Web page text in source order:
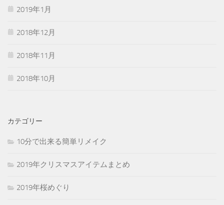
2019年1月
2018年12月
2018年11月
2018年10月
カテゴリー
10分で出来る簡単リメイク
2019年クリスマスアイテムまとめ
2019年桜めぐり